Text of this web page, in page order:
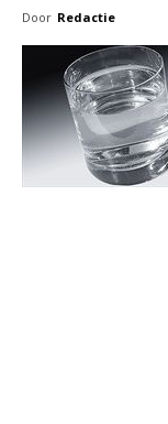
Door Redactie